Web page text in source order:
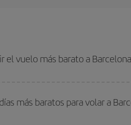
el vuelo más barato a
tienes decidido un destino concreto para
más baratos para volar a